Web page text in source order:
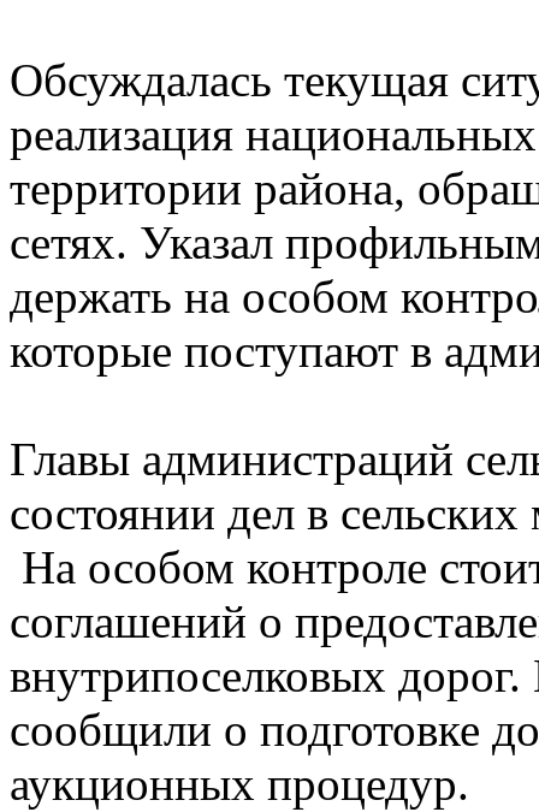
Обсуждалась текущая
реализация
территории района,
сетях. Указал
держать на особом
которые поступают в
Главы администраций
состоянии дел в
На особом контроле
соглашений о
внутрипоселковых
сообщили о подготовке
аукционных процедур.